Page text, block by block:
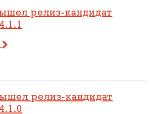
релиз-кандидат
релиз-кандидат